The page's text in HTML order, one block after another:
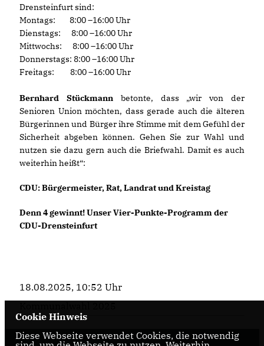
Drensteinfurt sind:
Montags: 8:00 –16:00 Uhr
Dienstags: 8:00 –16:00 Uhr
Mittwochs: 8:00 –16:00 Uhr
Donnerstags: 8:00 –16:00 Uhr
Freitags: 8:00 –16:00 Uhr
Bernhard Stückmann betonte, dass „wir von der
Senioren Union möchten, dass gerade auch die älteren
Bürgerinnen und Bürger ihre Stimme mit dem Gefühl der
Sicherheit abgeben können. Gehen Sie zur Wahl und
nutzen sie dazu gern auch die Briefwahl. Damit es auch
weiterhin heißt“:
CDU: Bürgermeister, Rat, Landrat und Kreistag
Denn 4 gewinnt! Unser Vier-Punkte-Programm der
CDU-Drensteinfurt
18.08.2025, 10:52 Uhr
Cookie Hinweis
Diese Webseite verwendet Cookies, die notwendig